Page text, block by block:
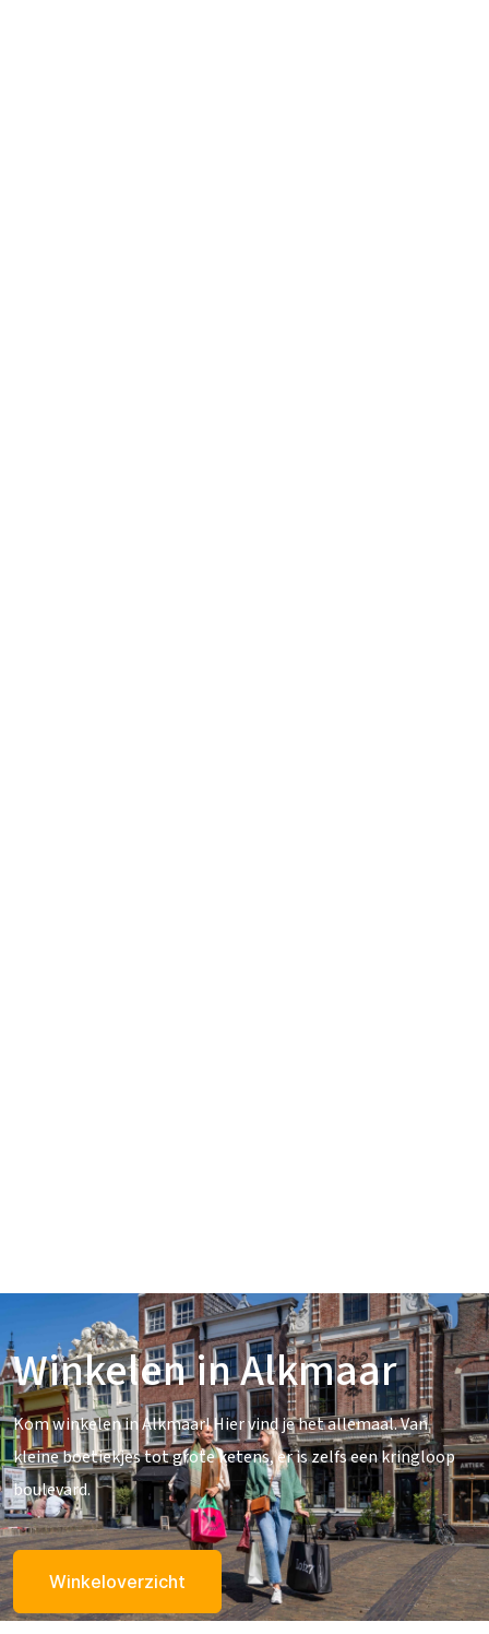
Winkelen in Alkmaar
Kom winkelen in Alkmaar! Hier vind je het allemaal. Van
kleine boetiekjes tot grote ketens, er is zelfs een kringloop
boulevard.
Winkeloverzicht